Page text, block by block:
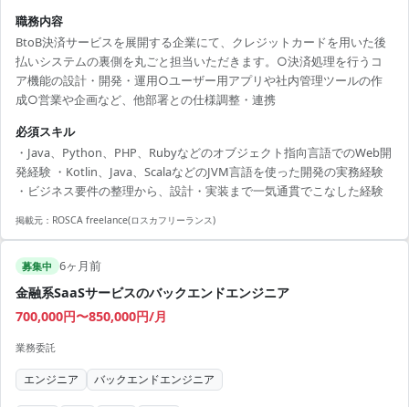
職務内容
BtoB決済サービスを展開する企業にて、クレジットカードを用いた後
払いシステムの裏側を丸ごと担当いただきます。○決済処理を行うコ
ア機能の設計・開発・運用○ユーザー用アプリや社内管理ツールの作
成○営業や企画など、他部署との仕様調整・連携
必須スキル
・Java、Python、PHP、Rubyなどのオブジェクト指向言語でのWeb開
発経験 ・Kotlin、Java、ScalaなどのJVM言語を使った開発の実務経験
・ビジネス要件の整理から、設計・実装まで一気通貫でこなした経験
掲載元： ROSCA freelance(ロスカフリーランス)
募集中 6ヶ月前
金融系SaaSサービスのバックエンドエンジニア
700,000円〜850,000円/月
業務委託
エンジニア バックエンドエンジニア